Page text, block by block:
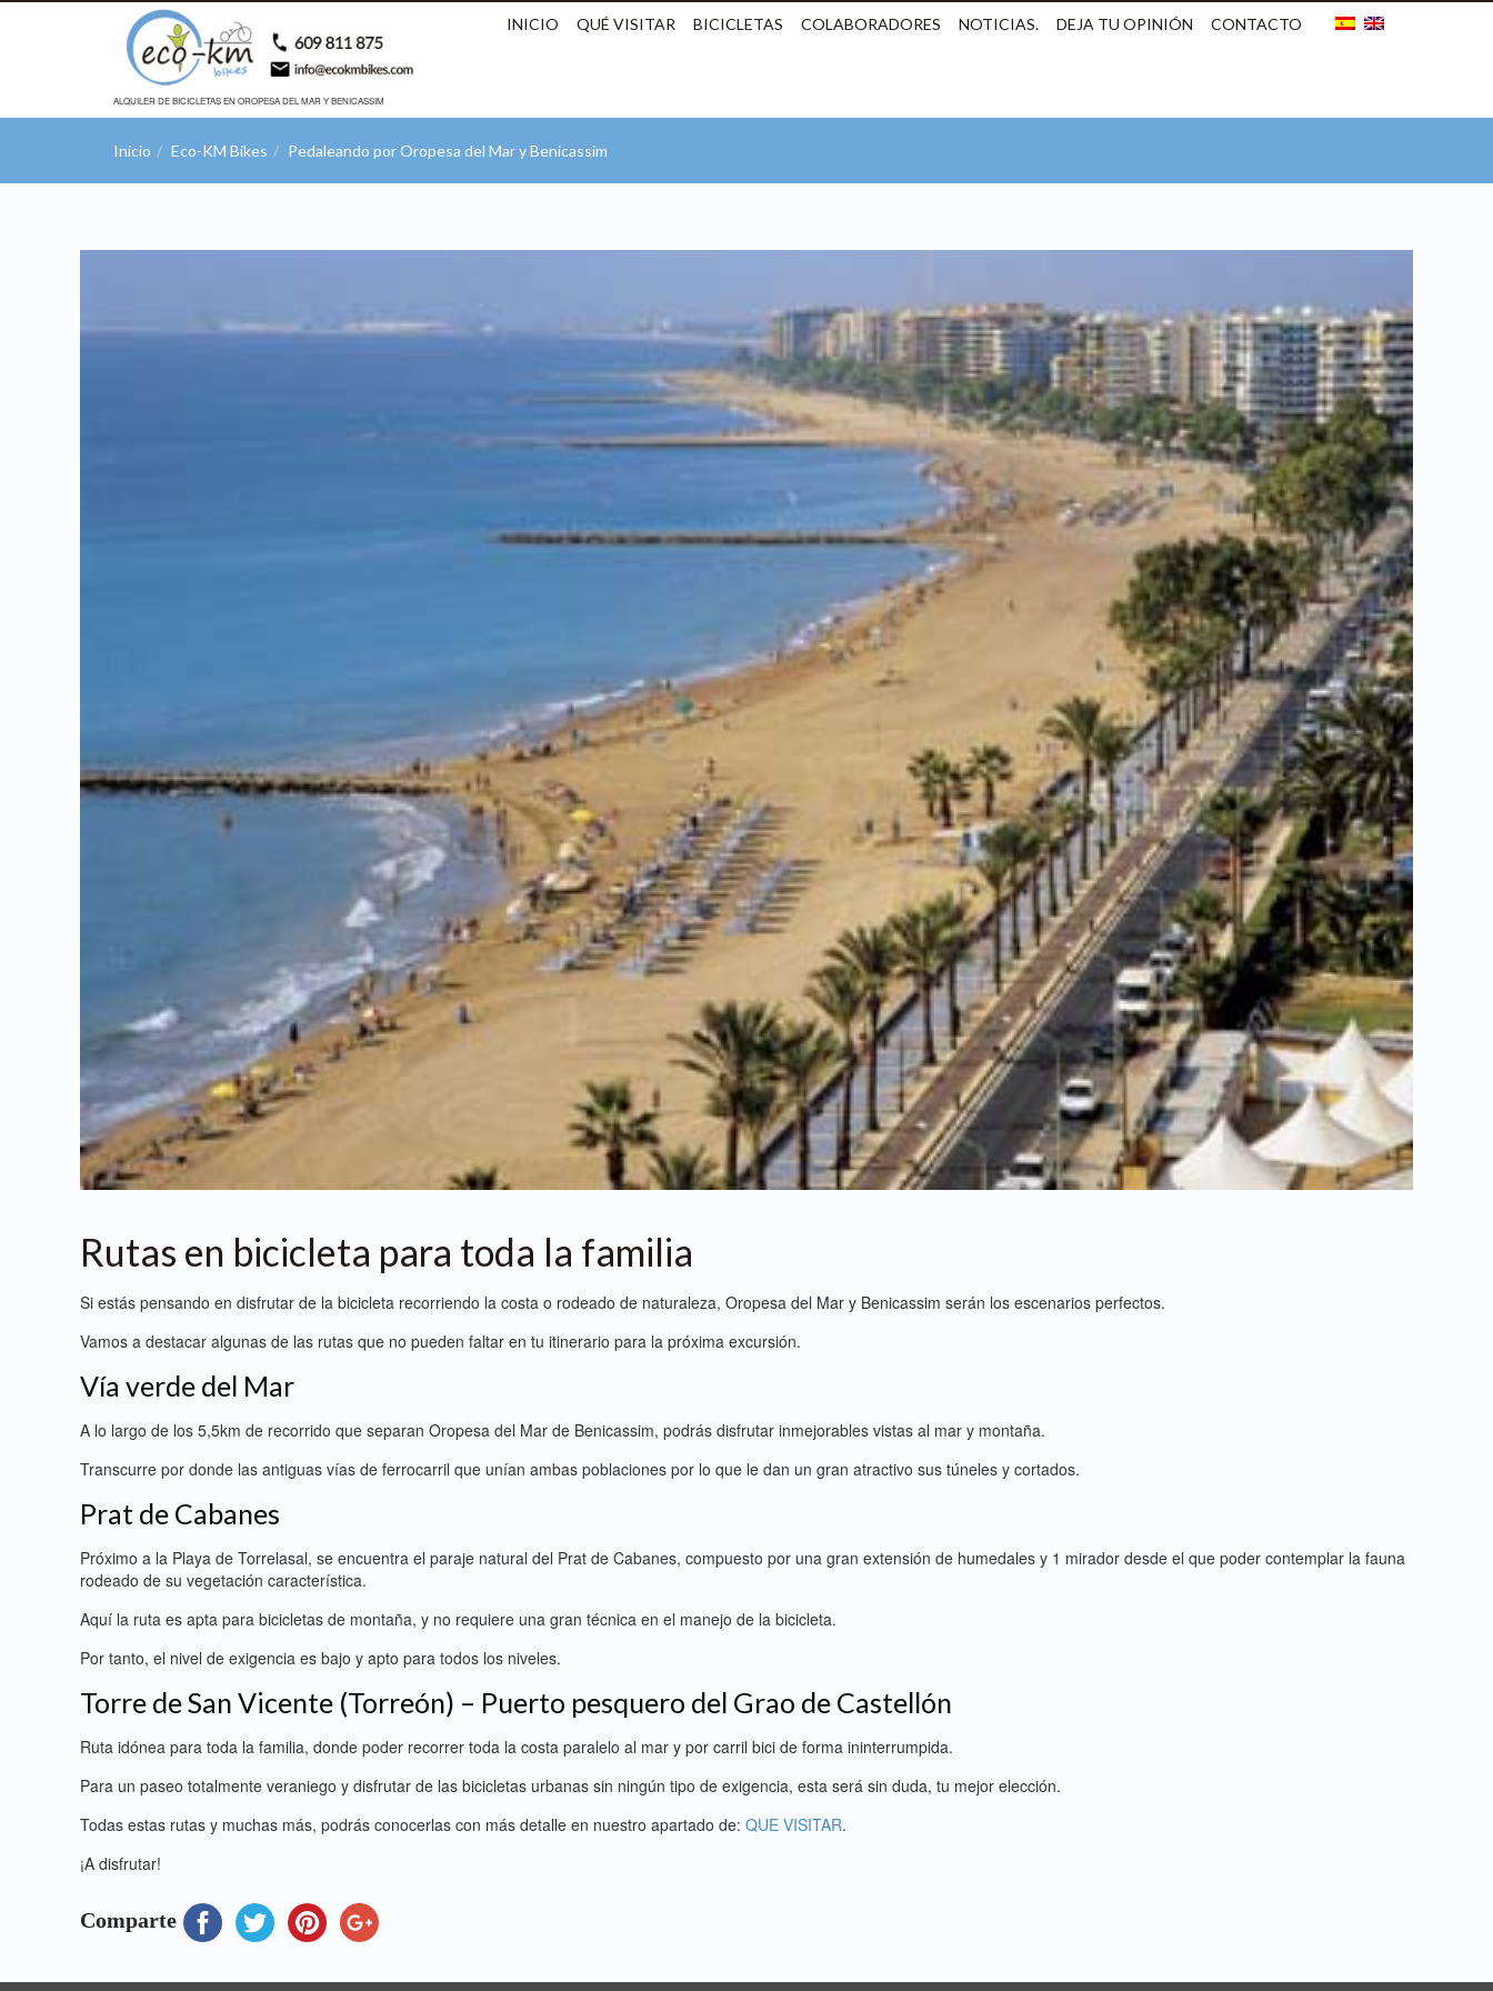
ALQUILER DE BICICLETAS EN OROPESA DEL MAR Y BENICASSIM
INICIO QUÉ VISITAR BICICLETAS COLABORADORES NOTICIAS. DEJA TU OPINIÓN CONTACTO
Inicio Eco-KM Bikes Pedaleando por Oropesa del Mar y Benicassim
Rutas en bicicleta para toda la familia
Si estás pensando en disfrutar de la bicicleta recorriendo la costa o rodeado de naturaleza, Oropesa del Mar y Benicassim serán los escenarios perfectos.
Vamos a destacar algunas de las rutas que no pueden faltar en tu itinerario para la próxima excursión.
Vía verde del Mar
A lo largo de los 5,5km de recorrido que separan Oropesa del Mar de Benicassim, podrás disfrutar inmejorables vistas al mar y montaña.
Transcurre por donde las antiguas vías de ferrocarril que unían ambas poblaciones por lo que le dan un gran atractivo sus túneles y cortados.
Prat de Cabanes
Próximo a la Playa de Torrelasal, se encuentra el paraje natural del Prat de Cabanes, compuesto por una gran extensión de humedales y 1 mirador desde el que poder contemplar la fauna
rodeado de su vegetación característica.
Aquí la ruta es apta para bicicletas de montaña, y no requiere una gran técnica en el manejo de la bicicleta.
Por tanto, el nivel de exigencia es bajo y apto para todos los niveles.
Torre de San Vicente (Torreón) – Puerto pesquero del Grao de Castellón
Ruta idónea para toda la familia, donde poder recorrer toda la costa paralelo al mar y por carril bici de forma ininterrumpida.
Para un paseo totalmente veraniego y disfrutar de las bicicletas urbanas sin ningún tipo de exigencia, esta será sin duda, tu mejor elección.
Todas estas rutas y muchas más, podrás conocerlas con más detalle en nuestro apartado de: QUE VISITAR.
¡A disfrutar!
Comparte